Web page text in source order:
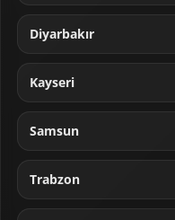
Diyarbakır
Kayseri
Samsun
Trabzon